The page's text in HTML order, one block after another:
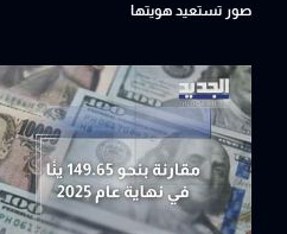
صور تستعيد هويتها